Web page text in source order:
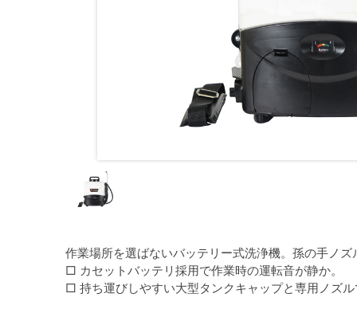
作業場所を選ばないバッテリー式洗浄機。孫の手ノズ
□ カセットバッテリ採用で作業時の運転音が静か。
□ 持ち運びしやすい大型タンクキャップと専用ノズル